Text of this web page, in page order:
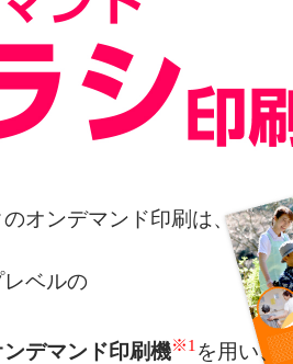
オンデマンド印刷は、
ベルの
デマンド印刷機※1 を用い、